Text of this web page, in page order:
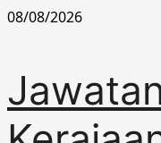
Skip
08/08/2026